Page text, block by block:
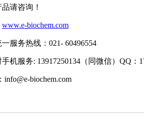
请咨询！
www.e-biochem.com
服务热线：021- 60496554
手机服务: 13917250134（同微信）QQ：
info@e-biochem.com